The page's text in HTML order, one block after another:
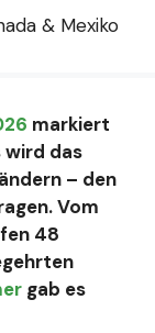
markiert
wird das
– den
Vom
48
gab es